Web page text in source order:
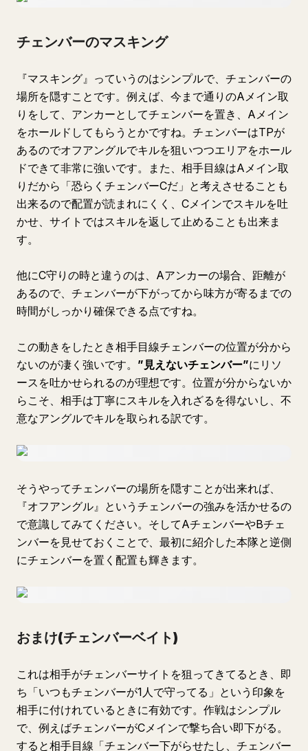
チェンバーのマスキング
『マスキング』っていうのはシンプルで、チェンバーの
場所を隠すことです。例えば、今まで通りのAメイン取
りをして、アンカーとしてチェンバーを置き、Aメイン
をホールドしてもらうとかですね。チェンバーはTPが
あるのでオフアングルでキルを狙いつつエリアをホール
ドできて非常に強いです。また、相手目線はAメイン取
りだから「恐らくチェンバーCだ」と考えさせることも
出来るので配置が読まれにくく、Cメインでスキルを吐
かせ、サイトではスキルを返して止めることも出来ま
す。
他にC守りの時と違うのは、Aアンカーの場合、距離が
あるので、チェンバーが下がってから味方が寄るまでの
時間がしっかり確保できる点ですね。
この動きをしたとき相手目線チェンバーの位置が分から
ないのが凄く強いです。 ”見えないチェンバー”にリソ
ースを吐かせられるのが理想です。位置が分からないか
らこそ、相手は丁寧にスキルを入れざるを得ないし、不
意なアングルでキルを取られる訳です。
そうやってチェンバーの場所を隠すことが出来れば、
『オフアングル』というチェンバーの強みを活かせるの
で意識してみてください。そしてAチェンバーやBチェ
ンバーを見せておくことで、最初に紹介した本隊と逆側
にチェンバーを置く配置も輝きます。
おまけ(チェンバーベイト)
これは相手がチェンバーサイトを狙ってきてるとき、即
ち「いつもチェンバーが1人で守ってる」という印象を
相手に付けれているときに有効です。作戦はシンプル
で、例えばチェンバーがCメインで撃ち合い即下がる。
すると相手目線「チェンバー下がらせたし、チェンバー